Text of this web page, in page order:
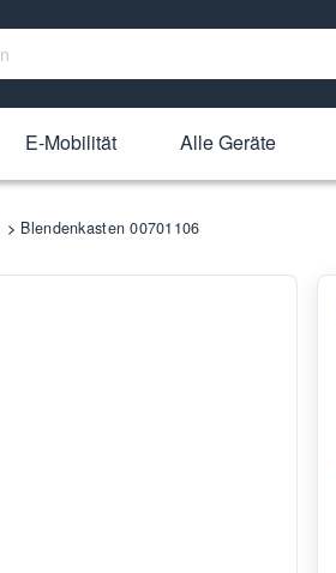
E-Mobilität Alle Geräte
Blendenkasten 00701106